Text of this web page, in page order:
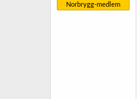
Norbrygg-medlem